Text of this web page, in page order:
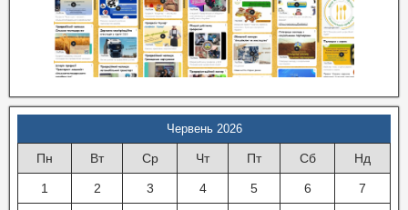
Червень 2026
Пн Вт Ср Чт Пт Сб Нд
1 2 3 4 5 6 7